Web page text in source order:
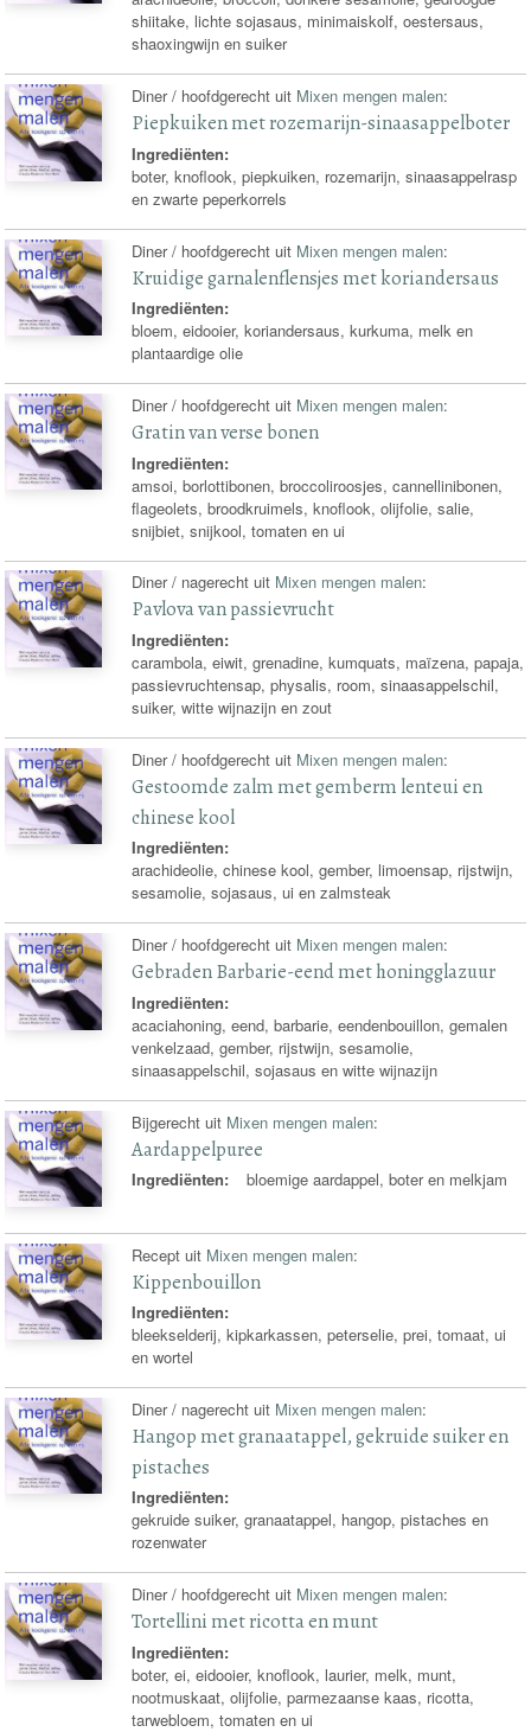
shiitake, lichte sojasaus, minimaiskolf, oestersaus,
shaoxingwijn en suiker
Diner / hoofdgerecht uit Mixen mengen malen:
Piepkuiken met rozemarijn-sinaasappelboter
Ingrediënten:
boter, knoflook, piepkuiken, rozemarijn, sinaasappelrasp
en zwarte peperkorrels
Diner / hoofdgerecht uit Mixen mengen malen:
Kruidige garnalenflensjes met koriandersaus
Ingrediënten:
bloem, eidooier, koriandersaus, kurkuma, melk en
plantaardige olie
Diner / hoofdgerecht uit Mixen mengen malen:
Gratin van verse bonen
Ingrediënten:
amsoi, borlottibonen, broccoliroosjes, cannellinibonen,
flageolets, broodkruimels, knoflook, olijfolie, salie,
snijbiet, snijkool, tomaten en ui
Diner / nagerecht uit Mixen mengen malen:
Pavlova van passievrucht
Ingrediënten:
carambola, eiwit, grenadine, kumquats, maïzena, papaja,
passievruchtensap, physalis, room, sinaasappelschil,
suiker, witte wijnazijn en zout
Diner / hoofdgerecht uit Mixen mengen malen:
Gestoomde zalm met gemberm lenteui en
chinese kool
Ingrediënten:
arachideolie, chinese kool, gember, limoensap, rijstwijn,
sesamolie, sojasaus, ui en zalmsteak
Diner / hoofdgerecht uit Mixen mengen malen:
Gebraden Barbarie-eend met honingglazuur
Ingrediënten:
acaciahoning, eend, barbarie, eendenbouillon, gemalen
venkelzaad, gember, rijstwijn, sesamolie,
sinaasappelschil, sojasaus en witte wijnazijn
Bijgerecht uit Mixen mengen malen:
Aardappelpuree
Ingrediënten: bloemige aardappel, boter en melkjam
Recept uit Mixen mengen malen:
Kippenbouillon
Ingrediënten:
bleekselderij, kipkarkassen, peterselie, prei, tomaat, ui
en wortel
Diner / nagerecht uit Mixen mengen malen:
Hangop met granaatappel, gekruide suiker en
pistaches
Ingrediënten:
gekruide suiker, granaatappel, hangop, pistaches en
rozenwater
Diner / hoofdgerecht uit Mixen mengen malen:
Tortellini met ricotta en munt
Ingrediënten:
boter, ei, eidooier, knoflook, laurier, melk, munt,
nootmuskaat, olijfolie, parmezaanse kaas, ricotta,
tarwebloem, tomaten en ui